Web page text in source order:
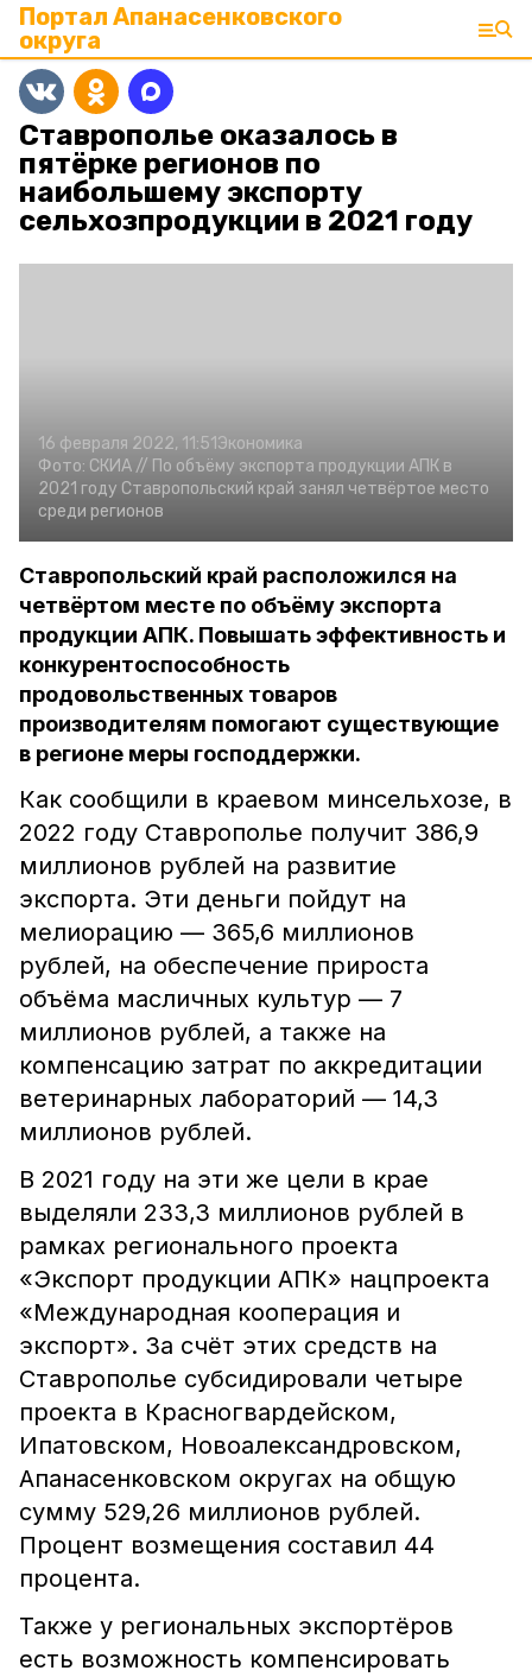
Портал Апанасенковского
округа
Ставрополье оказалось в
пятёрке регионов по
наибольшему экспорту
сельхозпродукции в 2021 году
16 февраля 2022, 11:51Экономика
Фото: СКИА // По объёму экспорта продукции АПК в
2021 году Ставропольский край занял четвёртое место
среди регионов
Ставропольский край расположился на
четвёртом месте по объёму экспорта
продукции АПК. Повышать эффективность и
конкурентоспособность
продовольственных товаров
производителям помогают существующие
в регионе меры господдержки.
Как сообщили в краевом минсельхозе, в
2022 году Ставрополье получит 386,9
миллионов рублей на развитие
экспорта. Эти деньги пойдут на
мелиорацию — 365,6 миллионов
рублей, на обеспечение прироста
объёма масличных культур — 7
миллионов рублей, а также на
компенсацию затрат по аккредитации
ветеринарных лабораторий — 14,3
миллионов рублей.
В 2021 году на эти же цели в крае
выделяли 233,3 миллионов рублей в
рамках регионального проекта
«Экспорт продукции АПК» нацпроекта
«Международная кооперация и
экспорт». За счёт этих средств на
Ставрополье субсидировали четыре
проекта в Красногвардейском,
Ипатовском, Новоалександровском,
Апанасенковском округах на общую
сумму 529,26 миллионов рублей.
Процент возмещения составил 44
процента.
Также у региональных экспортёров
есть возможность компенсировать